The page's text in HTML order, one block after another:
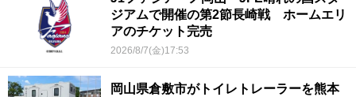
ジアムで開催の第2節長崎戦 ホームエリ
アのチケット完売
2026/8/7(金)17:53
岡山県倉敷市がトイレトレーラーを熊本